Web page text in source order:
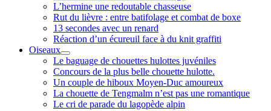
L’hermine une redoutable chasseuse
Rut du lièvre : entre batifolage et combat de boxe
13 secondes avec un renard
Réaction d’un écureuil face à du knit graffiti
Oiseaux
ouvrir
menu
Le baguage de chouettes hulottes juvéniles
Concours de la plus belle chouette hulotte.
Un couple de hiboux Moyen-Duc amoureux
La chouette de Tengmalm n’est pas une romantique
Le cri de parade du lagopède alpin